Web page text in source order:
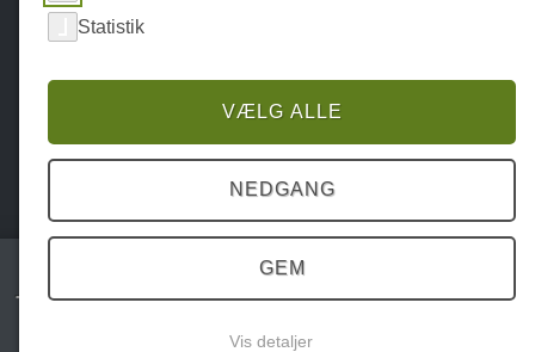
Attraktionen Udendørs
Tiergarten Halberstadt
Statistik
VÆLG ALLE
NEDGANG
GEM
Vis detaljer